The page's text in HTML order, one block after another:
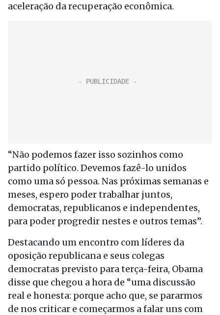
aceleração da recuperação econômica.
“Não podemos fazer isso sozinhos como
partido político. Devemos fazê-lo unidos
como uma só pessoa. Nas próximas semanas e
meses, espero poder trabalhar juntos,
democratas, republicanos e independentes,
para poder progredir nestes e outros temas”.
Destacando um encontro com líderes da
oposição republicana e seus colegas
democratas previsto para terça-feira, Obama
disse que chegou a hora de “uma discussão
real e honesta: porque acho que, se pararmos
de nos criticar e começarmos a falar uns com